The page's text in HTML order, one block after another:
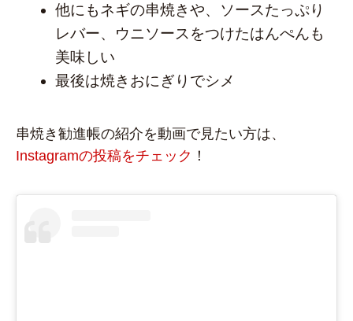
他にもネギの串焼きや、ソースたっぷり
レバー、ウニソースをつけたはんぺんも
美味しい
最後は焼きおにぎりでシメ
串焼き勧進帳の紹介を動画で見たい方は、
Instagramの投稿をチェック ！